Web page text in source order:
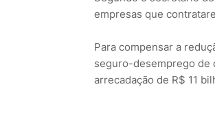
empresas que
Para compensar a
seguro-desemprego de
arrecadação de R$ 11